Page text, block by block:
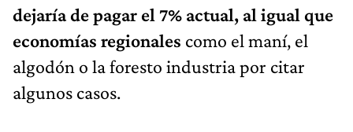
dejaría de pagar el 7% actual, al igual que
economías regionales como el maní, el
algodón o la foresto industria por citar
algunos casos.